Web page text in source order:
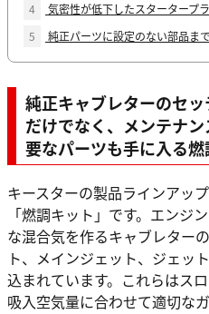
4
気密性が低下したスタータープ
5
純正パーツに設定のない部品ま
純正キャブレターのセ
だけでなく、メンテナ
要なパーツも手に入る燃
キースターの製品ラインアッ
「燃調キット」です。エンジ
な混合気を作るキャブレター
ト、メインジェット、ジェッ
込まれています。これらはス
吸入空気量に合わせて適切な